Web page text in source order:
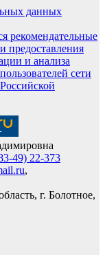
данных
рекомендательные
предоставления
и анализа
сети
49) 22-373
,
г. Болотное,